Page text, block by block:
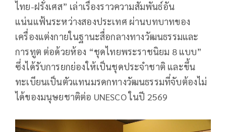
ไทย-ฝรั่งเศส” เล่าเรื่องราวความสัมพันธ์อัน
แน่นแฟ้นระหว่างสองประเทศ ผ่านบทบาทของ
เครื่องแต่งกายในฐานะสื่อกลางทางวัฒนธรรมและ
การทูต ต่อด้วยห้อง “ชุดไทยพระราชนิยม 8 แบบ”
ซึ่งได้รับการยกย่องให้เป็นชุดประจำชาติ และขึ้น
ทะเบียนเป็นตัวแทนมรดกทางวัฒนธรรมที่จับต้องไม่
ได้ของมนุษยชาติต่อ UNESCO ในปี 2569